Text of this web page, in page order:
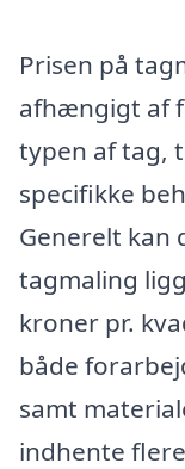
Prisen på
afhængigt af
typen af tag,
specifikke
Generelt kan
tagmaling
kroner pr.
både
samt
indhente